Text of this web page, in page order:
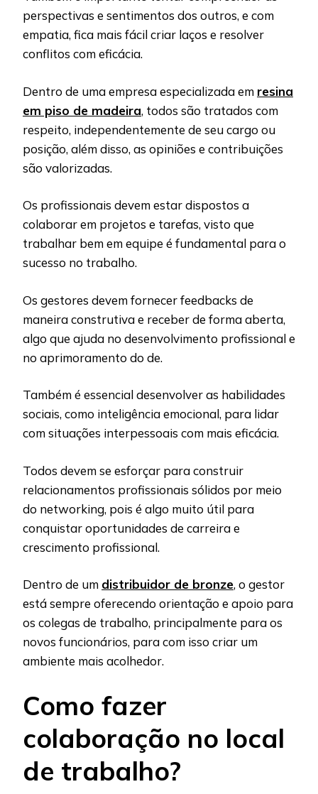
perspectivas e sentimentos dos outros, e com
empatia, fica mais fácil criar laços e resolver
conflitos com eficácia.
Dentro de uma empresa especializada em resina
em piso de madeira, todos são tratados com
respeito, independentemente de seu cargo ou
posição, além disso, as opiniões e contribuições
são valorizadas.
Os profissionais devem estar dispostos a
colaborar em projetos e tarefas, visto que
trabalhar bem em equipe é fundamental para o
sucesso no trabalho.
Os gestores devem fornecer feedbacks de
maneira construtiva e receber de forma aberta,
algo que ajuda no desenvolvimento profissional e
no aprimoramento do de.
Também é essencial desenvolver as habilidades
sociais, como inteligência emocional, para lidar
com situações interpessoais com mais eficácia.
Todos devem se esforçar para construir
relacionamentos profissionais sólidos por meio
do networking, pois é algo muito útil para
conquistar oportunidades de carreira e
crescimento profissional.
Dentro de um distribuidor de bronze, o gestor
está sempre oferecendo orientação e apoio para
os colegas de trabalho, principalmente para os
novos funcionários, para com isso criar um
ambiente mais acolhedor.
Como fazer
colaboração no local
de trabalho?